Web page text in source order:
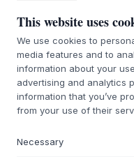
Miska Ripe Snack Bowl
organiczną sylwetką,
żłobioną powierzchnią.
nieregularność,
This website uses
We use cookies to
media features and to
information about your
advertising and analytics
information that you’ve
from your use of their
Necessary